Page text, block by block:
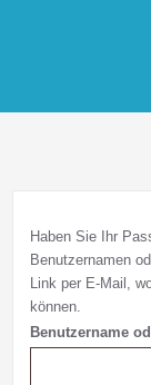
Haben Sie Ihr
Benutzernamen
Link per E-Mail,
können.
Benutzername